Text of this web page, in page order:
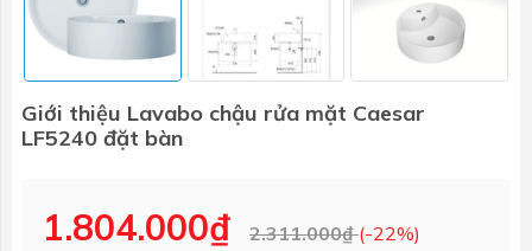
Giới thiệu Lavabo chậu rửa mặt Caesar
LF5240 đặt bàn
1.804.000₫ 2.311.000₫(-22%)